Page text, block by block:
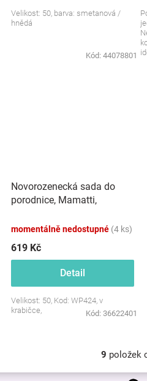
Velikost: 50, barva: smetanová /
hnědá
Kód: 44078801
Novorozenecká sada do
porodnice, Mamatti,
Pampeliška, vel. 50
momentálně nedostupné (4 ks)
619 Kč
Detail
Velikost: 50, Kod: WP424, v
krabičce,
Kód: 36622401
O
v
9 položek